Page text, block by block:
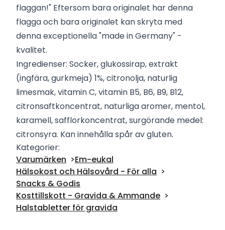
flaggan!" Eftersom bara originalet har denna
flagga och bara originalet kan skryta med
denna exceptionella "made in Germany" -
kvalitet.
Ingredienser: Socker, glukossirap, extrakt
(ingfära, gurkmeja) 1%, citronolja, naturlig
limesmak, vitamin C, vitamin B5, B6, B9, B12,
citronsaftkoncentrat, naturliga aromer, mentol,
karamell, safflorkoncentrat, surgörande medel:
citronsyra. Kan innehålla spår av gluten.
Kategorier:
Varumärken
Em-eukal
Hälsokost och Hälsovård - För alla
Snacks & Godis
Kosttillskott - Gravida & Ammande
Halstabletter för gravida